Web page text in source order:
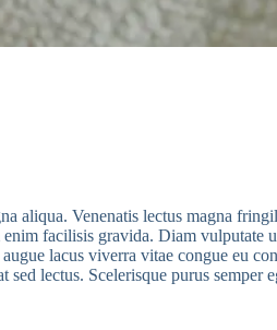
aliqua. Venenatis lectus magna
facilisis gravida. Diam vulputate
lacus viverra vitae congue eu
lectus. Scelerisque purus semper